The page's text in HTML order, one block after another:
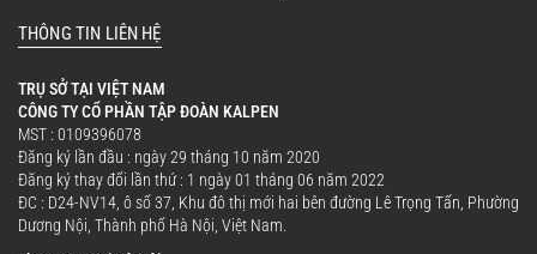
THÔNG TIN LIÊN HỆ
TRỤ SỞ TẠI VIỆT NAM
CÔNG TY CỔ PHẦN TẬP ĐOÀN KALPEN
MST : 0109396078
Đăng ký lần đầu : ngày 29 tháng 10 năm 2020
Đăng ký thay đổi lần thứ : 1 ngày 01 tháng 06 năm 2022
ĐC : D24-NV14, ô số 37, Khu đô thị mới hai bên đường Lê Trọng Tấn, Phường
Dương Nội, Thành phố Hà Nội, Việt Nam.